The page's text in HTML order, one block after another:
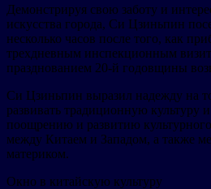
Демонстрируя свою заботу и
искусства города, Си Цзиньпин
несколько часов после того, как
трехдневным инспекционным
празднованием 20-й годовщины
Си Цзиньпин выразил надежду на
развивать традиционную культуру
поощрению и развитию
между Китаем и Западом, а также
материком.
Окно в китайскую культуру